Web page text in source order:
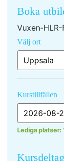
Boka
Vuxen-
Välj ort
Kurstillfällen
Lediga platser: